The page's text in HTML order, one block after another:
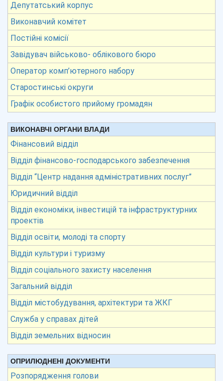
Депутатський корпус
Виконавчий комітет
Постійні комісії
Завідувач військово- облікового бюро
Оператор комп’ютерного набору
Старостинські округи
Графік особистого прийому громадян
ВИКОНАВЧІ ОРГАНИ ВЛАДИ
Фінансовий відділ
Відділ фінансово-господарського забезпечення
Відділ “Центр надання адміністративних послуг”
Юридичний відділ
Відділ економіки, інвестицій та інфраструктурних
проектів
Відділ освіти, молоді та спорту
Відділ культури і туризму
Відділ соціального захисту населення
Загальний відділ
Відділ містобудування, архітектури та ЖКГ
Служба у справах дітей
Відділ земельних відносин
ОПРИЛЮДНЕНІ ДОКУМЕНТИ
Розпорядження голови